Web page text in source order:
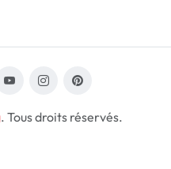
. Tous droits réservés.